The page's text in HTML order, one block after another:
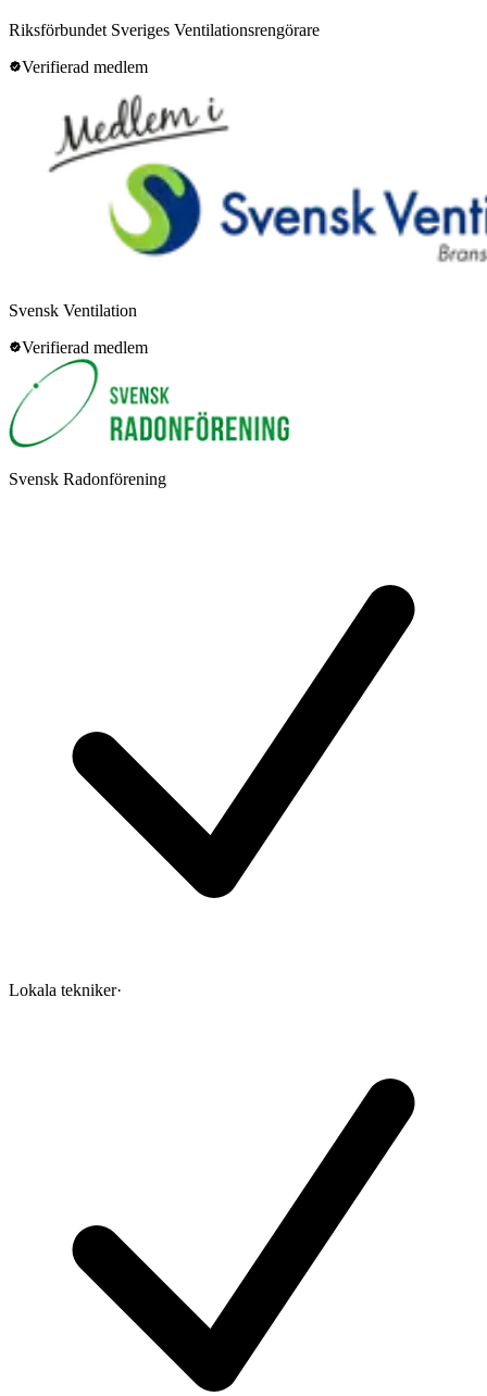
Riksförbundet Sveriges Ventilationsrengörare
Verifierad medlem
Svensk Ventilation
Verifierad medlem
Svensk Radonförening
Lokala tekniker·